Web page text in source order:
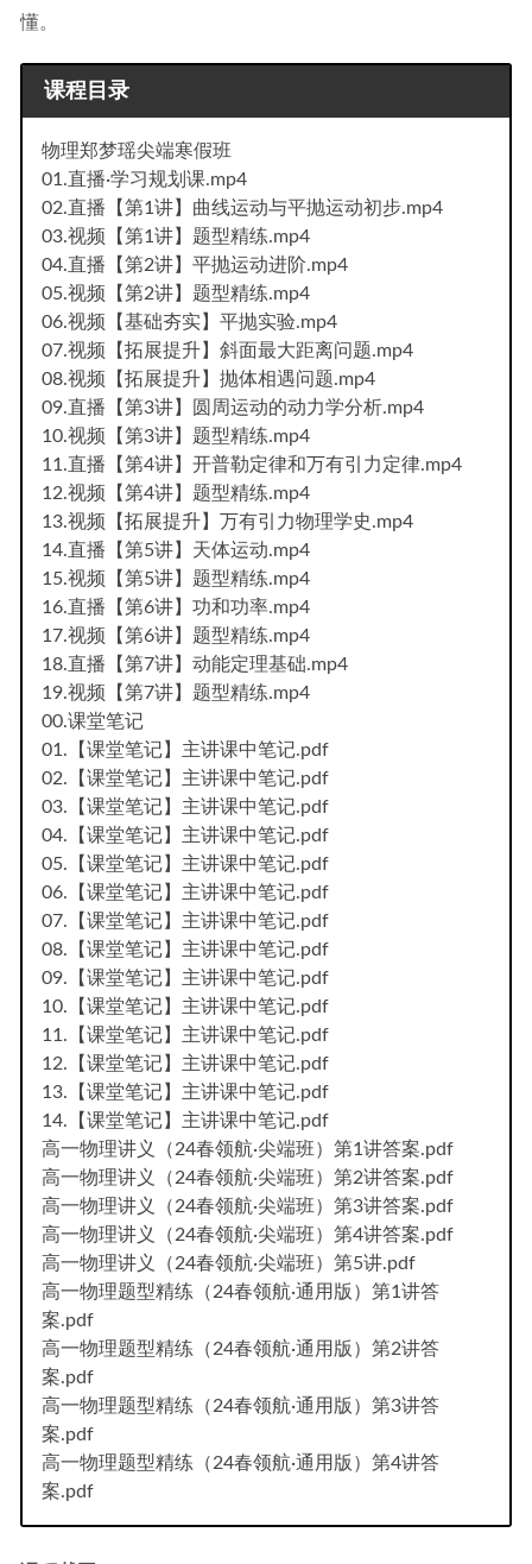
懂。
课程目录
物理郑梦瑶尖端寒假班
01.直播·学习规划课.mp4
02.直播【第1讲】曲线运动与平抛运动初步.mp4
03.视频【第1讲】题型精练.mp4
04.直播【第2讲】平抛运动进阶.mp4
05.视频【第2讲】题型精练.mp4
06.视频【基础夯实】平抛实验.mp4
07.视频【拓展提升】斜面最大距离问题.mp4
08.视频【拓展提升】抛体相遇问题.mp4
09.直播【第3讲】圆周运动的动力学分析.mp4
10.视频【第3讲】题型精练.mp4
11.直播【第4讲】开普勒定律和万有引力定律.mp4
12.视频【第4讲】题型精练.mp4
13.视频【拓展提升】万有引力物理学史.mp4
14.直播【第5讲】天体运动.mp4
15.视频【第5讲】题型精练.mp4
16.直播【第6讲】功和功率.mp4
17.视频【第6讲】题型精练.mp4
18.直播【第7讲】动能定理基础.mp4
19.视频【第7讲】题型精练.mp4
00.课堂笔记
01.【课堂笔记】主讲课中笔记.pdf
02.【课堂笔记】主讲课中笔记.pdf
03.【课堂笔记】主讲课中笔记.pdf
04.【课堂笔记】主讲课中笔记.pdf
05.【课堂笔记】主讲课中笔记.pdf
06.【课堂笔记】主讲课中笔记.pdf
07.【课堂笔记】主讲课中笔记.pdf
08.【课堂笔记】主讲课中笔记.pdf
09.【课堂笔记】主讲课中笔记.pdf
10.【课堂笔记】主讲课中笔记.pdf
11.【课堂笔记】主讲课中笔记.pdf
12.【课堂笔记】主讲课中笔记.pdf
13.【课堂笔记】主讲课中笔记.pdf
14.【课堂笔记】主讲课中笔记.pdf
高一物理讲义（24春领航·尖端班）第1讲答案.pdf
高一物理讲义（24春领航·尖端班）第2讲答案.pdf
高一物理讲义（24春领航·尖端班）第3讲答案.pdf
高一物理讲义（24春领航·尖端班）第4讲答案.pdf
高一物理讲义（24春领航·尖端班）第5讲.pdf
高一物理题型精练（24春领航·通用版）第1讲答
案.pdf
高一物理题型精练（24春领航·通用版）第2讲答
案.pdf
高一物理题型精练（24春领航·通用版）第3讲答
案.pdf
高一物理题型精练（24春领航·通用版）第4讲答
案.pdf